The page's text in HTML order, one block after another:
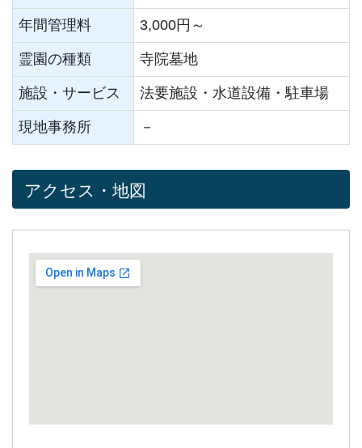
年間管理料 3,000円～
霊園の種類 寺院墓地
施設・サービス 法要施設・水道設備・駐車場
現地事務所 －
アクセス・地図